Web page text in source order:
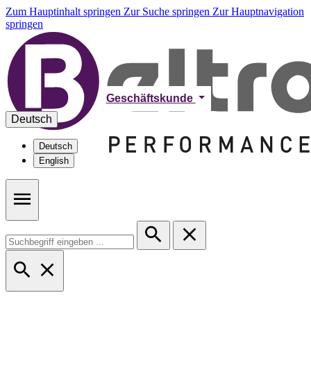
Zum Hauptinhalt springen Zur Suche springen Zur Hauptnavigation
springen
Geschäftskunde
Deutsch
Deutsch
English